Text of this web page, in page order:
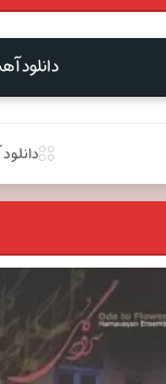
دانلود